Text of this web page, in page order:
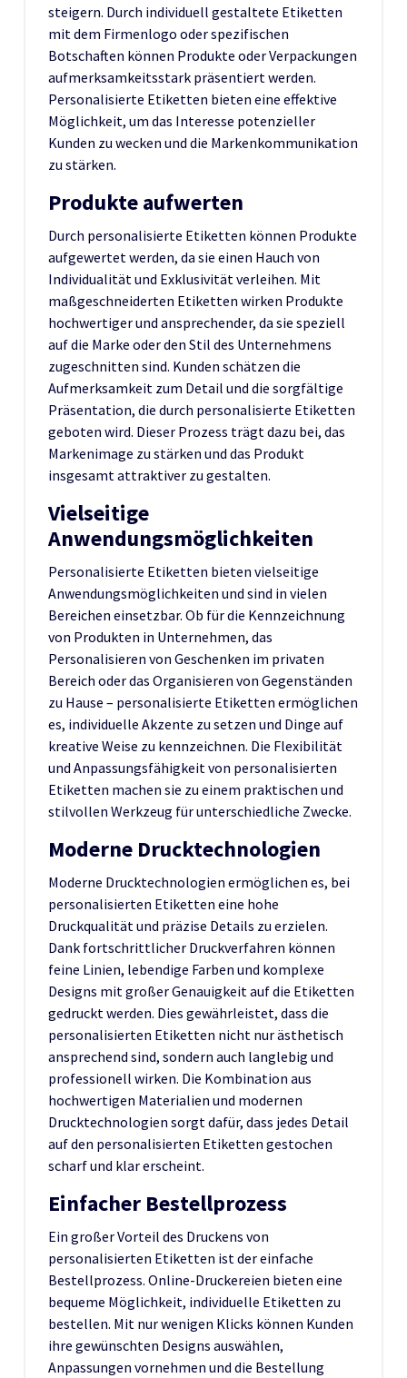
steigern. Durch individuell gestaltete Etiketten
mit dem Firmenlogo oder spezifischen
Botschaften können Produkte oder Verpackungen
aufmerksamkeitsstark präsentiert werden.
Personalisierte Etiketten bieten eine effektive
Möglichkeit, um das Interesse potenzieller
Kunden zu wecken und die Markenkommunikation
zu stärken.
Produkte aufwerten
Durch personalisierte Etiketten können Produkte
aufgewertet werden, da sie einen Hauch von
Individualität und Exklusivität verleihen. Mit
maßgeschneiderten Etiketten wirken Produkte
hochwertiger und ansprechender, da sie speziell
auf die Marke oder den Stil des Unternehmens
zugeschnitten sind. Kunden schätzen die
Aufmerksamkeit zum Detail und die sorgfältige
Präsentation, die durch personalisierte Etiketten
geboten wird. Dieser Prozess trägt dazu bei, das
Markenimage zu stärken und das Produkt
insgesamt attraktiver zu gestalten.
Vielseitige
Anwendungsmöglichkeiten
Personalisierte Etiketten bieten vielseitige
Anwendungsmöglichkeiten und sind in vielen
Bereichen einsetzbar. Ob für die Kennzeichnung
von Produkten in Unternehmen, das
Personalisieren von Geschenken im privaten
Bereich oder das Organisieren von Gegenständen
zu Hause – personalisierte Etiketten ermöglichen
es, individuelle Akzente zu setzen und Dinge auf
kreative Weise zu kennzeichnen. Die Flexibilität
und Anpassungsfähigkeit von personalisierten
Etiketten machen sie zu einem praktischen und
stilvollen Werkzeug für unterschiedliche Zwecke.
Moderne Drucktechnologien
Moderne Drucktechnologien ermöglichen es, bei
personalisierten Etiketten eine hohe
Druckqualität und präzise Details zu erzielen.
Dank fortschrittlicher Druckverfahren können
feine Linien, lebendige Farben und komplexe
Designs mit großer Genauigkeit auf die Etiketten
gedruckt werden. Dies gewährleistet, dass die
personalisierten Etiketten nicht nur ästhetisch
ansprechend sind, sondern auch langlebig und
professionell wirken. Die Kombination aus
hochwertigen Materialien und modernen
Drucktechnologien sorgt dafür, dass jedes Detail
auf den personalisierten Etiketten gestochen
scharf und klar erscheint.
Einfacher Bestellprozess
Ein großer Vorteil des Druckens von
personalisierten Etiketten ist der einfache
Bestellprozess. Online-Druckereien bieten eine
bequeme Möglichkeit, individuelle Etiketten zu
bestellen. Mit nur wenigen Klicks können Kunden
ihre gewünschten Designs auswählen,
Anpassungen vornehmen und die Bestellung